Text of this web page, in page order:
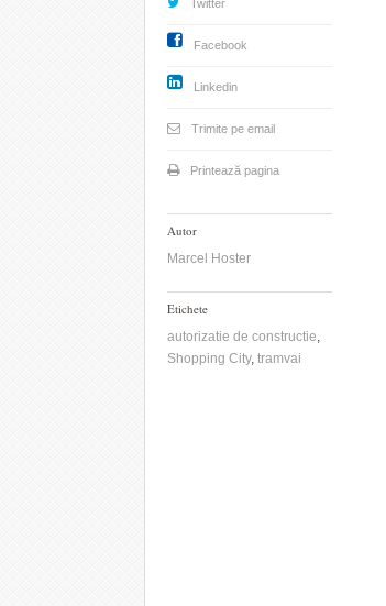
Twitter
Facebook
Linkedin
Trimite pe email
Printează pagina
Autor
Marcel Hoster
Etichete
autorizatie de constructie,
Shopping City, tramvai